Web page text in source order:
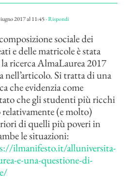
2017 al 11:45- Rispondi
sociale dei
e delle matricole è stata
ricerca AlmaLaurea 2017
nell’articolo. Si tratta di una
che evidenzia come
che gli studenti più ricchi
relativamente (e molto)
di quelli più poveri in
le situazioni:
ilmanifesto.it/alluniversita-
e-una-questione-di-